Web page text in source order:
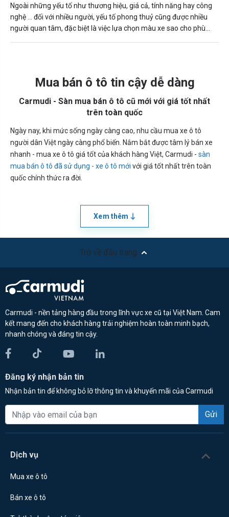
Ngoài những yếu tố như thương hiệu, giá cả, tính năng hay công
nghệ … đối với nhiều người, yếu tố phong thuỷ cũng được nhiều
người quan tâm, đặc biệt là việc lựa chọn màu xe sao cho phù
Mua bán ô tô tin cậy dễ dàng
Carmudi - Sàn mua bán ô tô cũ mới với giá tốt nhất
trên toàn quốc
Ngày nay, khi mức sống ngày càng cao, nhu cầu mua xe ô tô
người dân Việt ngày càng phổ biến. Nắm bắt được tâm lý bán xe
nhanh - mua xe ô tô giá tốt của khách hàng Việt, Carmudi - sàn
mua bán ô tô đã sử dụng - xe ô tô mới với giá tốt nhất trên toàn
quốc chính thức ra đời.
Xem thêm
Trở về đầu trang
Carmudi - nền tảng hàng đầu trong lĩnh vực xe cũ tại Việt Nam. Cam
kết mang đến cho khách hàng trải nghiệm hoàn toàn minh bạch,
nhanh chóng và đáng tin cậy.
Đăng ký nhận bản tin
Nhận bản tin để không bỏ lỡ thông tin và khuyến mãi của Carmudi
Gửi
Dịch vụ
Mua xe ô tô
Bán xe ô tô